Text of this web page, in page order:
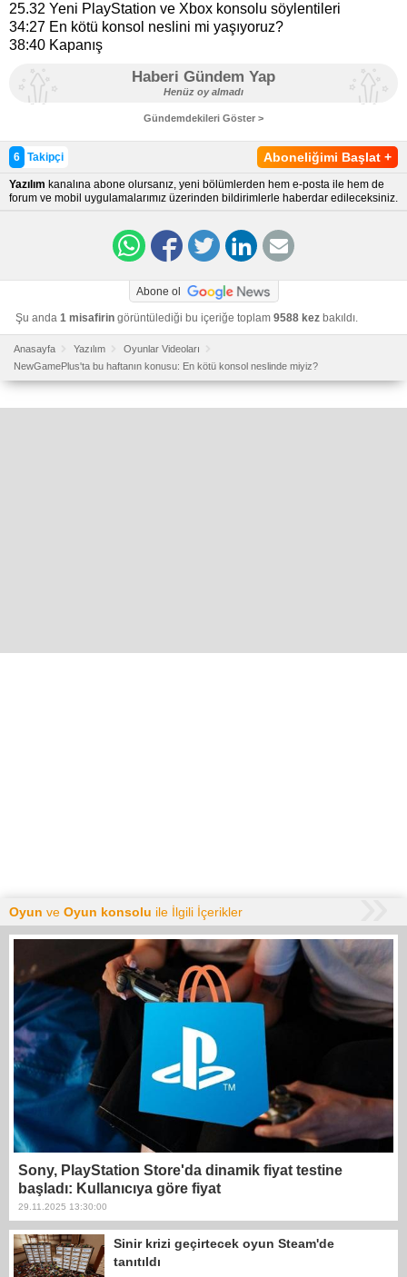
25.32 Yeni PlayStation ve Xbox konsolu söylentileri
34:27 En kötü konsol neslini mi yaşıyoruz?
38:40 Kapanış
Haberi Gündem Yap
Henüz oy almadı
Gündemdekileri Göster >
Aboneliğimi Başlat +
6 Takipçi
Yazılım kanalına abone olursanız, yeni bölümlerden hem e-posta ile hem de
forum ve mobil uygulamalarımız üzerinden bildirimlerle haberdar edileceksiniz.
Abone ol
Şu anda 1 misafirin görüntülediği bu içeriğe toplam 9588 kez bakıldı.
Anasayfa Yazılım
Oyunlar Videoları
NewGamePlus'ta bu haftanın konusu: En kötü konsol neslinde miyiz?
Oyun ve Oyun konsolu ile İlgili İçerikler
Sony, PlayStation Store'da dinamik fiyat testine
başladı: Kullanıcıya göre fiyat
29.11.2025 13:30:00
Sinir krizi geçirtecek oyun Steam'de
tanıtıldı